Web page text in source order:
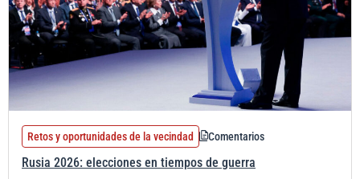
Retos y oportunidades de la vecindad Comentarios
Rusia 2026: elecciones en tiempos de guerra